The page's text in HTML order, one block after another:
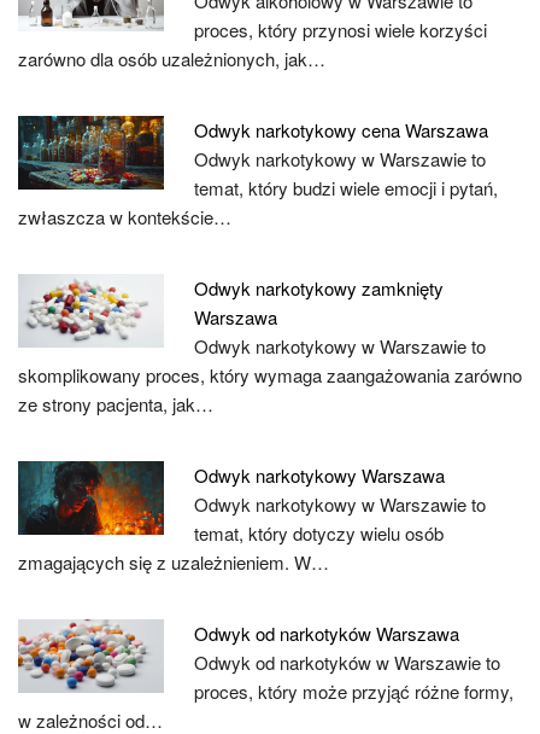
proces, który przynosi wiele korzyści
zarówno dla osób uzależnionych, jak…
Odwyk narkotykowy cena Warszawa
Odwyk narkotykowy w Warszawie to
temat, który budzi wiele emocji i pytań,
zwłaszcza w kontekście…
Odwyk narkotykowy zamknięty
Warszawa
Odwyk narkotykowy w Warszawie to
skomplikowany proces, który wymaga zaangażowania zarówno
ze strony pacjenta, jak…
Odwyk narkotykowy Warszawa
Odwyk narkotykowy w Warszawie to
temat, który dotyczy wielu osób
zmagających się z uzależnieniem. W…
Odwyk od narkotyków Warszawa
Odwyk od narkotyków w Warszawie to
proces, który może przyjąć różne formy,
w zależności od…